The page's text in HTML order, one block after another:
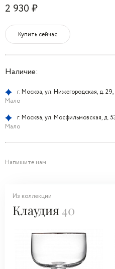
2 930 ₽
Купить сейчас
Наличие:
г. Москва, ул. Нижегородская, д. 29,
Мало
г. Москва, ул. Мосфильмовская, д.
Мало
Напишите нам
Из коллекции
Клаудия40